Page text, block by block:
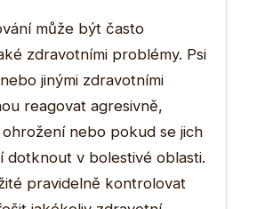
může být často
zdravotními problémy. Psi
jinými zdravotními
reagovat agresivně,
nebo pokud se jich
dotknout v bolestivé oblasti.
pravidelně kontrolovat